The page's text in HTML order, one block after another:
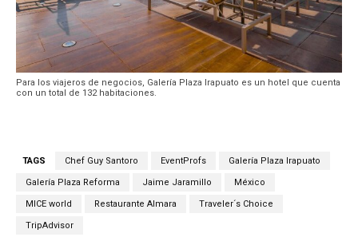
Para los viajeros de negocios, Galería Plaza Irapuato es un hotel que cuenta
con un total de 132 habitaciones.
TAGS Chef Guy Santoro EventProfs Galería Plaza Irapuato
Galería Plaza Reforma Jaime Jaramillo México
MICE world Restaurante Almara Traveler´s Choice
TripAdvisor